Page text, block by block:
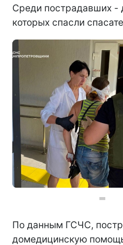
Среди пострадавших
которых спасли
По данным ГСЧС,
домедицинскую